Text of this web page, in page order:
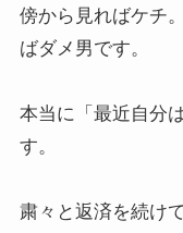
傍から見ればケチ
ばダメ男です。
本当に「最近自分
す。
粛々と返済を続け